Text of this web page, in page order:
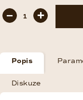
+
−
Popis
Diskuze